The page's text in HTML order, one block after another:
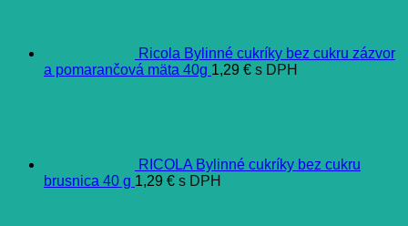
Ricola Bylinné cukríky bez cukru zázvor
a pomarančová mäta 40g 1,29 € s DPH
RICOLA Bylinné cukríky bez cukru
brusnica 40 g 1,29 € s DPH